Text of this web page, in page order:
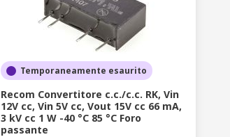
Temporaneamente esaurito
Recom Convertitore c.c./c.c. RK, Vin
12V cc, Vin 5V cc, Vout 15V cc 66 mA,
3 kV cc 1 W -40 °C 85 °C Foro
passante